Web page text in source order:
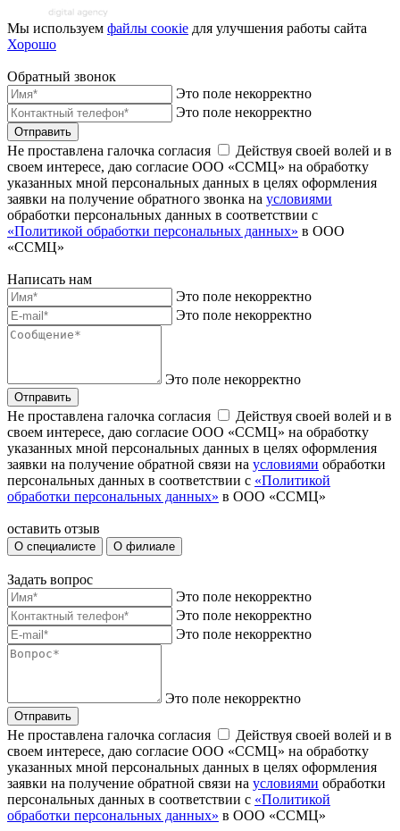
Мы используем файлы соoкіе для улучшения работы сайта
Хорошо
Обратный звонок
Это поле некорректно
Это поле некорректно
Отправить
Не проставлена галочка согласия
Действуя своей волей и в
своем интересе, даю согласие ООО «ССМЦ» на обработку
указанных мной персональных данных в целях оформления
заявки на получение обратного звонка на условиями
обработки персональных данных в соответствии с
«Политикой обработки персональных данных» в ООО
«ССМЦ»
Написать нам
Это поле некорректно
Это поле некорректно
Это поле некорректно
Отправить
Не проставлена галочка согласия
Действуя своей волей и в
своем интересе, даю согласие ООО «ССМЦ» на обработку
указанных мной персональных данных в целях оформления
заявки на получение обратной связи на условиями обработки
персональных данных в соответствии с «Политикой
обработки персональных данных» в ООО «ССМЦ»
оставить отзыв
О специалисте О филиале
Задать вопрос
Это поле некорректно
Это поле некорректно
Это поле некорректно
Это поле некорректно
Отправить
Не проставлена галочка согласия
Действуя своей волей и в
своем интересе, даю согласие ООО «ССМЦ» на обработку
указанных мной персональных данных в целях оформления
заявки на получение обратной связи на условиями обработки
персональных данных в соответствии с «Политикой
обработки персональных данных» в ООО «ССМЦ»